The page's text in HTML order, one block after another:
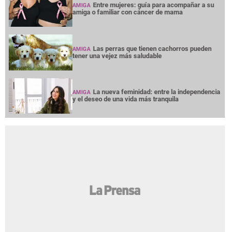
AMIGA Entre mujeres: guía para acompañar a su
amiga o familiar con cáncer de mama
AMIGA Las perras que tienen cachorros pueden
tener una vejez más saludable
AMIGA La nueva feminidad: entre la independencia
y el deseo de una vida más tranquila